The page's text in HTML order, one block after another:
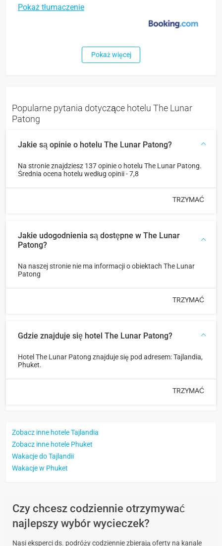
Pokaż tłumaczenie
Pokaż więcej
Popularne pytania dotyczące hotelu The Lunar
Patong
Jakie są opinie o hotelu The Lunar Patong?
Na stronie znajdziesz 137 opinie o hotelu The Lunar Patong.
Średnia ocena hotelu według opinii - 7,8
TRZYMAĆ
Jakie udogodnienia są dostępne w The Lunar
Patong?
Na naszej stronie nie ma informacji o obiektach The Lunar
Patong
TRZYMAĆ
Gdzie znajduje się hotel The Lunar Patong?
Hotel The Lunar Patong znajduje się pod adresem: Tajlandia,
Phuket.
TRZYMAĆ
Zobacz inne hotele Tajlandia
Zobacz inne hotele Phuket
Wakacje do Tajlandii
Wakacje w Phuket
Czy chcesz codziennie otrzymywać
najlepszy wybór wycieczek?
Nasi eksperci ds. podróży codziennie zbierają oferty na kanale